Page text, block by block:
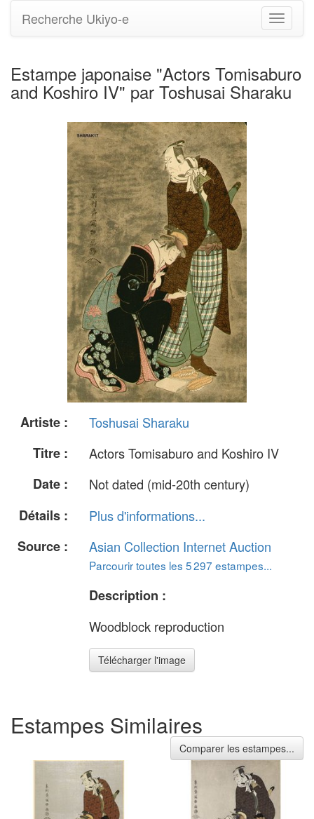
Basculer
la
Recherche Ukiyo-e
Estampe japonaise "Actors Tomisaburo
and Koshiro IV" par Toshusai Sharaku
Artiste :
Toshusai Sharaku
Titre :
Actors Tomisaburo and Koshiro IV
Date :
Not dated (mid-20th century)
Détails :
Plus d'informations...
Source :
Asian Collection Internet Auction
Parcourir toutes les 5 297 estampes...
Description :
Woodblock reproduction
Télécharger l'image
Estampes Similaires
Comparer les estampes...